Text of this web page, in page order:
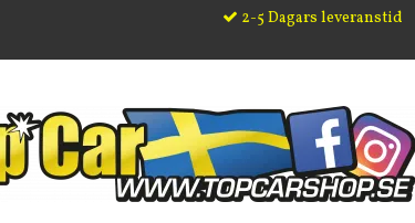
2-5 Dagars leveranstid